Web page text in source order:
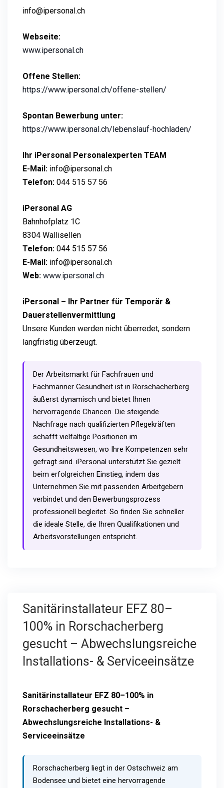
info@ipersonal.ch
Webseite:
www.ipersonal.ch
Offene Stellen:
https://www.ipersonal.ch/offene-stellen/
Spontan Bewerbung unter:
https://www.ipersonal.ch/lebenslauf-hochladen/
Ihr iPersonal Personalexperten TEAM
E-Mail: info@ipersonal.ch
Telefon: 044 515 57 56
iPersonal AG
Bahnhofplatz 1C
8304 Wallisellen
Telefon: 044 515 57 56
E-Mail: info@ipersonal.ch
Web: www.ipersonal.ch
iPersonal – Ihr Partner für Temporär &
Dauerstellenvermittlung
Unsere Kunden werden nicht überredet, sondern
langfristig überzeugt.
Der Arbeitsmarkt für Fachfrauen und
Fachmänner Gesundheit ist in Rorschacherberg
äußerst dynamisch und bietet Ihnen
hervorragende Chancen. Die steigende
Nachfrage nach qualifizierten Pflegekräften
schafft vielfältige Positionen im
Gesundheitswesen, wo Ihre Kompetenzen sehr
gefragt sind. iPersonal unterstützt Sie gezielt
beim erfolgreichen Einstieg, indem das
Unternehmen Sie mit passenden Arbeitgebern
verbindet und den Bewerbungsprozess
professionell begleitet. So finden Sie schneller
die ideale Stelle, die Ihren Qualifikationen und
Arbeitsvorstellungen entspricht.
Sanitärinstallateur EFZ 80–
100% in Rorschacherberg
gesucht – Abwechslungsreiche
Installations- & Serviceeinsätze
Sanitärinstallateur EFZ 80–100% in
Rorschacherberg gesucht –
Abwechslungsreiche Installations- &
Serviceeinsätze
Rorschacherberg liegt in der Ostschweiz am
Bodensee und bietet eine hervorragende